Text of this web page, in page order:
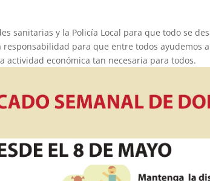
sanitarias y la Policía Local para que todo se
para que entre todos ayudemos
actividad económica tan necesaria para todos.